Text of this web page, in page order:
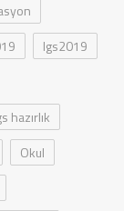
lgs2019
hazırlık
Okul